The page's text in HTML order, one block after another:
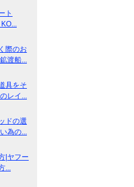
ト
KO...
際のお
渡船...
具をそ
レイ...
ドの選
為の...
|ヤフー
...